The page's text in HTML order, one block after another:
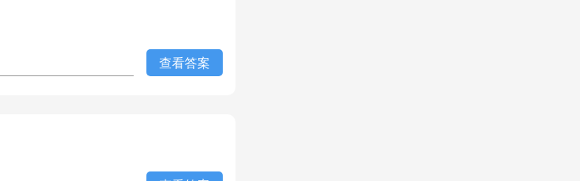
查看答案